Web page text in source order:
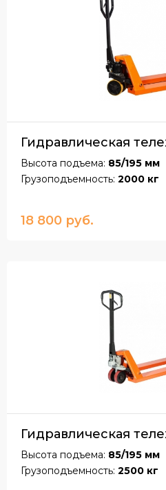
Гидравлическая
Высота подъема: 85/195 мм
Грузоподъемность: 2000 кг
18 800 руб.
Гидравлическая
Высота подъема: 85/195 мм
Грузоподъемность: 2500 кг